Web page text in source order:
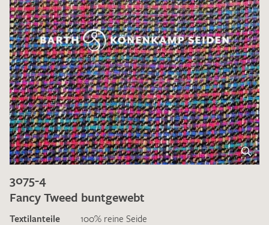
3075-4
Fancy Tweed buntgewebt
Textilanteile
100% reine Seide